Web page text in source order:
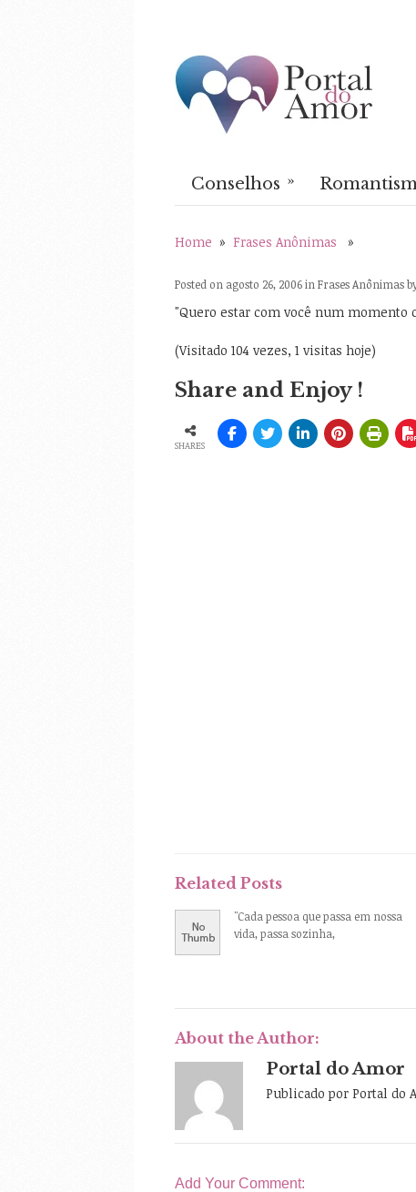
Conselhos »
Home » Frases Anônimas »
Posted on agosto 26, 2006 in Frases Anônimas
"Quero estar com você num momento
(Visitado 104 vezes, 1 visitas hoje)
Share and Enjoy !
SHARES
Related Posts
"Cada pessoa que passa em nossa
vida, passa sozinha,
About the Author:
Portal do Amor
Publicado por Portal do
Add Your Comment: